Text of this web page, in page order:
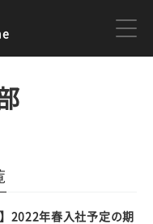
ョブカン
2022年春入社予定の期